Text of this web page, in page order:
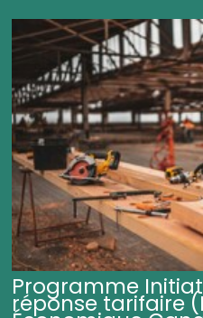
Programme
réponse tarifaire